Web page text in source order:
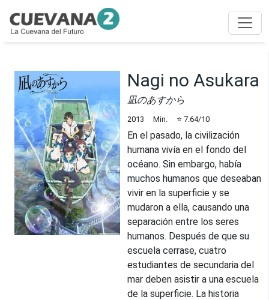
Nagi no Asukara
凪のあすから
2013 Min. ⭐ 7.64/10
En el pasado, la civilización
humana vivía en el fondo del
océano. Sin embargo, había
muchos humanos que deseaban
vivir en la superficie y se
mudaron a ella, causando una
separación entre los seres
humanos. Después de que su
escuela cerrase, cuatro
estudiantes de secundaria del
mar deben asistir a una escuela
de la superficie. La historia